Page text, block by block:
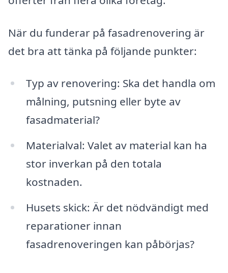
När du funderar på fasadrenovering är
det bra att tänka på följande punkter:
Typ av renovering: Ska det handla om
målning, putsning eller byte av
fasadmaterial?
Materialval: Valet av material kan ha
stor inverkan på den totala
kostnaden.
Husets skick: Är det nödvändigt med
reparationer innan
fasadrenoveringen kan påbörjas?